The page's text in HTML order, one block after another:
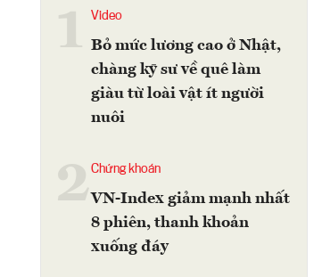
Video
Bỏ mức lương cao ở Nhật,
chàng kỹ sư về quê làm
giàu từ loài vật ít người
nuôi
2Chứng khoán
VN-Index giảm mạnh nhất
8 phiên, thanh khoản
xuống đáy